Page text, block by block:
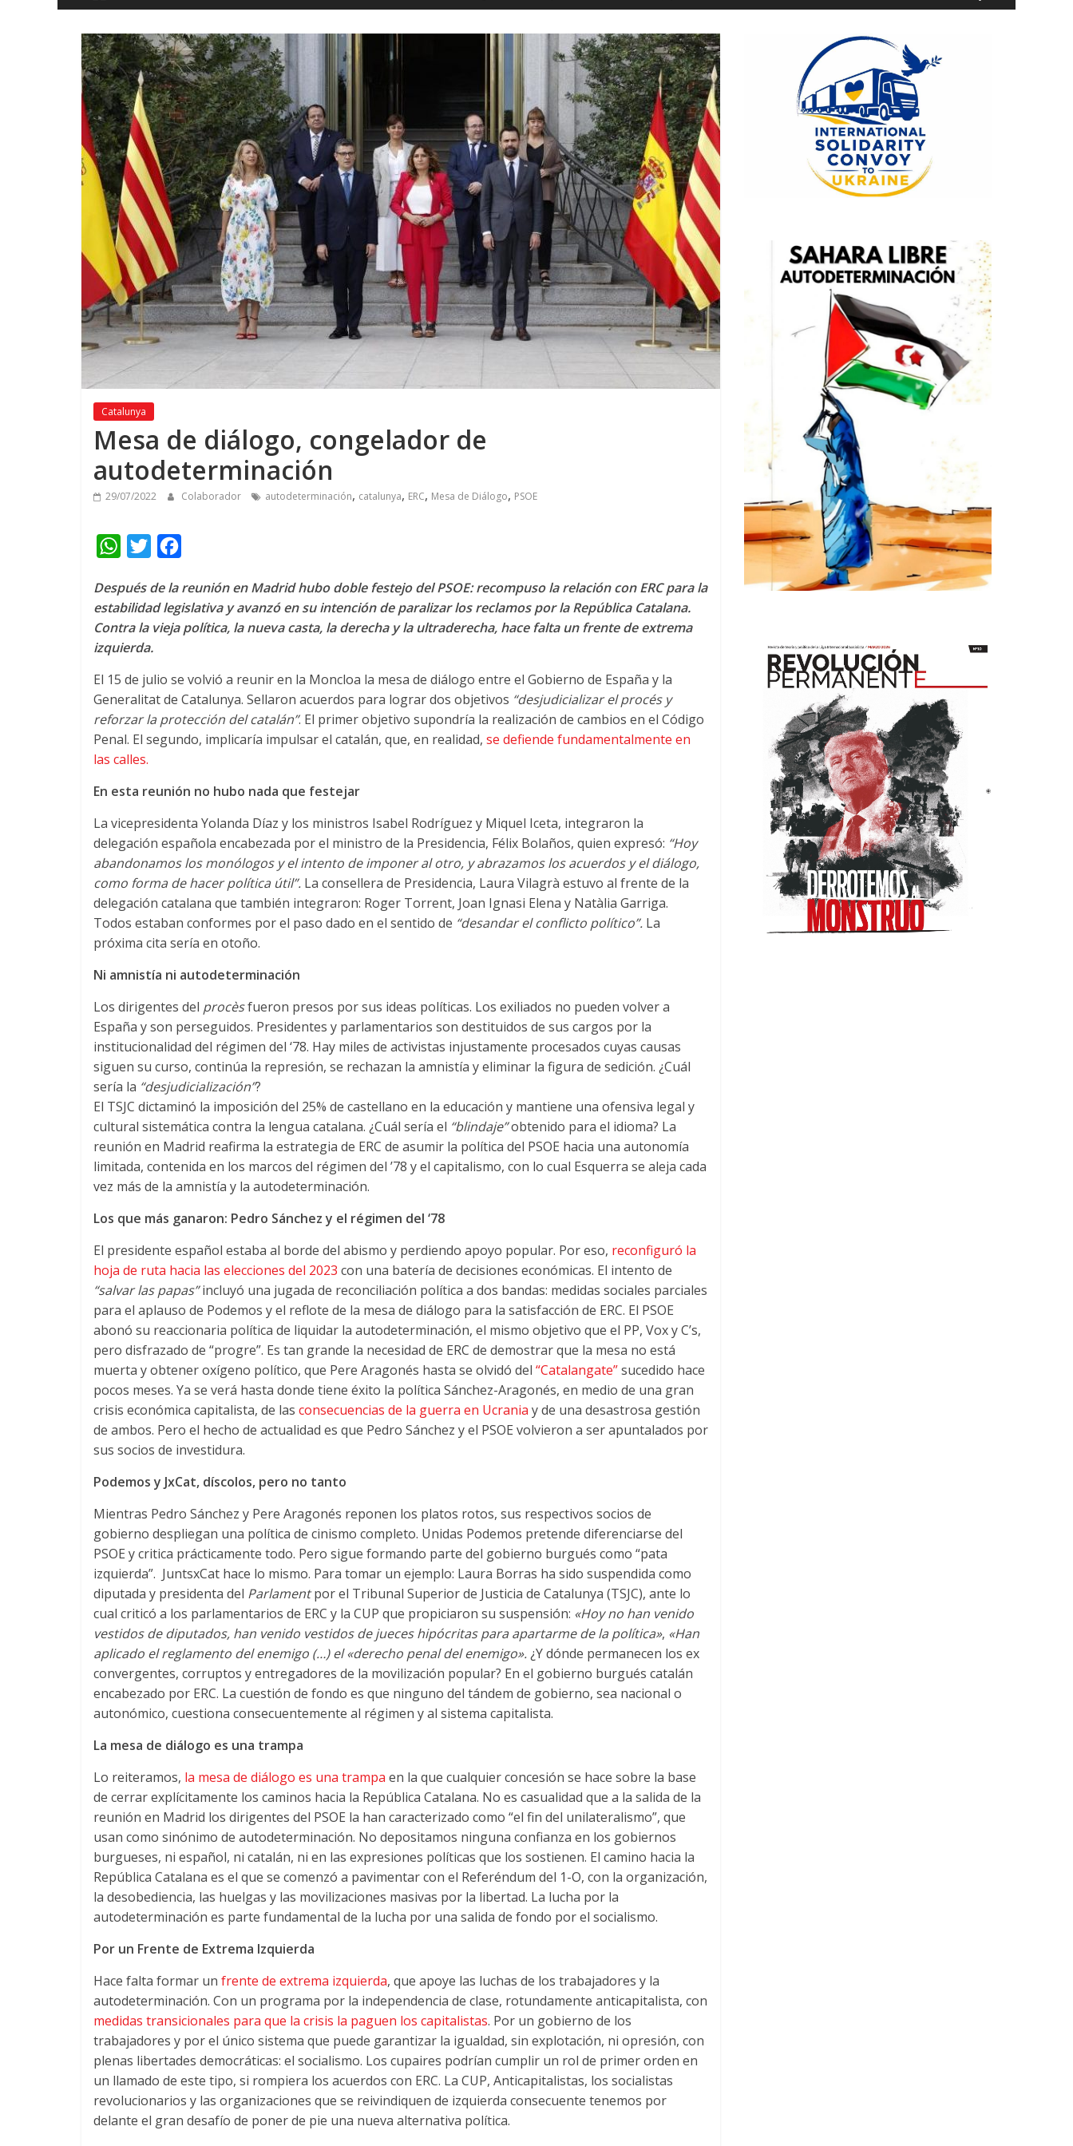
Libertad
Catalunya
Mesa de diálogo, congelador de
autodeterminación
29/07/2022 Colaborador autodeterminación, catalunya, ERC, Mesa de Diálogo, PSOE
W
a
t
s
p
p
i
t
r
c
e
b
o
k
Después de la reunión en Madrid hubo doble festejo del PSOE: recompuso la relación con ERC para la
estabilidad legislativa y avanzó en su intención de paralizar los reclamos por la República Catalana.
Contra la vieja política, la nueva casta, la derecha y la ultraderecha, hace falta un frente de extrema
izquierda.
El 15 de julio se volvió a reunir en la Moncloa la mesa de diálogo entre el Gobierno de España y la
Generalitat de Catalunya. Sellaron acuerdos para lograr dos objetivos “desjudicializar el procés y
reforzar la protección del catalán”. El primer objetivo supondría la realización de cambios en el Código
Penal. El segundo, implicaría impulsar el catalán, que, en realidad, se defiende fundamentalmente en
las calles.
En esta reunión no hubo nada que festejar
La vicepresidenta Yolanda Díaz y los ministros Isabel Rodríguez y Miquel Iceta, integraron la
delegación española encabezada por el ministro de la Presidencia, Félix Bolaños, quien expresó: “Hoy
abandonamos los monólogos y el intento de imponer al otro, y abrazamos los acuerdos y el diálogo,
como forma de hacer política útil”. La consellera de Presidencia, Laura Vilagrà estuvo al frente de la
delegación catalana que también integraron: Roger Torrent, Joan Ignasi Elena y Natàlia Garriga.
Todos estaban conformes por el paso dado en el sentido de “desandar el conflicto político”. La
próxima cita sería en otoño.
Ni amnistía ni autodeterminación
Los dirigentes del procèsfueron presos por sus ideas políticas. Los exiliados no pueden volver a
España y son perseguidos. Presidentes y parlamentarios son destituidos de sus cargos por la
institucionalidad del régimen del ‘78. Hay miles de activistas injustamente procesados cuyas causas
siguen su curso, continúa la represión, se rechazan la amnistía y eliminar la figura de sedición. ¿Cuál
sería la “desjudicialización”?
El TSJC dictaminó la imposición del 25% de castellano en la educación y mantiene una ofensiva legal y
cultural sistemática contra la lengua catalana. ¿Cuál sería el “blindaje”obtenido para el idioma? La
reunión en Madrid reafirma la estrategia de ERC de asumir la política del PSOE hacia una autonomía
limitada, contenida en los marcos del régimen del ’78 y el capitalismo, con lo cual Esquerra se aleja cada
vez más de la amnistía y la autodeterminación.
Los que más ganaron: Pedro Sánchez y el régimen del ‘78
El presidente español estaba al borde del abismo y perdiendo apoyo popular. Por eso, reconfiguró la
hoja de ruta hacia las elecciones del 2023 con una batería de decisiones económicas. El intento de
“salvar las papas”incluyó una jugada de reconciliación política a dos bandas: medidas sociales parciales
para el aplauso de Podemos y el reflote de la mesa de diálogo para la satisfacción de ERC. El PSOE
abonó su reaccionaria política de liquidar la autodeterminación, el mismo objetivo que el PP, Vox y C’s,
pero disfrazado de “progre”. Es tan grande la necesidad de ERC de demostrar que la mesa no está
muerta y obtener oxígeno político, que Pere Aragonés hasta se olvidó del “Catalangate”sucedido hace
pocos meses. Ya se verá hasta donde tiene éxito la política Sánchez-Aragonés, en medio de una gran
crisis económica capitalista, de las consecuencias de la guerra en Ucrania y de una desastrosa gestión
de ambos. Pero el hecho de actualidad es que Pedro Sánchez y el PSOE volvieron a ser apuntalados por
sus socios de investidura.
Podemos y JxCat, díscolos, pero no tanto
Mientras Pedro Sánchez y Pere Aragonés reponen los platos rotos, sus respectivos socios de
gobierno despliegan una política de cinismo completo. Unidas Podemos pretende diferenciarse del
PSOE y critica prácticamente todo. Pero sigue formando parte del gobierno burgués como “pata
izquierda”. JuntsxCat hace lo mismo. Para tomar un ejemplo: Laura Borras ha sido suspendida como
diputada y presidenta del Parlamentpor el Tribunal Superior de Justicia de Catalunya (TSJC), ante lo
cual criticó a los parlamentarios de ERC y la CUP que propiciaron su suspensión: «Hoy no han venido
vestidos de diputados, han venido vestidos de jueces hipócritas para apartarme de la política», «Han
aplicado el reglamento del enemigo (…) el «derecho penal del enemigo».¿Y dónde permanecen los ex
convergentes, corruptos y entregadores de la movilización popular? En el gobierno burgués catalán
encabezado por ERC. La cuestión de fondo es que ninguno del tándem de gobierno, sea nacional o
autonómico, cuestiona consecuentemente al régimen y al sistema capitalista.
La mesa de diálogo es una trampa
Lo reiteramos, la mesa de diálogo es una trampa en la que cualquier concesión se hace sobre la base
de cerrar explícitamente los caminos hacia la República Catalana. No es casualidad que a la salida de la
reunión en Madrid los dirigentes del PSOE la han caracterizado como “el fin del unilateralismo”, que
usan como sinónimo de autodeterminación. No depositamos ninguna confianza en los gobiernos
burgueses, ni español, ni catalán, ni en las expresiones políticas que los sostienen. El camino hacia la
República Catalana es el que se comenzó a pavimentar con el Referéndum del 1-O, con la organización,
la desobediencia, las huelgas y las movilizaciones masivas por la libertad. La lucha por la
autodeterminación es parte fundamental de la lucha por una salida de fondo por el socialismo.
Por un Frente de Extrema Izquierda
Hace falta formar un frente de extrema izquierda, que apoye las luchas de los trabajadores y la
autodeterminación. Con un programa por la independencia de clase, rotundamente anticapitalista, con
medidas transicionales para que la crisis la paguen los capitalistas. Por un gobierno de los
trabajadores y por el único sistema que puede garantizar la igualdad, sin explotación, ni opresión, con
plenas libertades democráticas: el socialismo. Los cupaires podrían cumplir un rol de primer orden en
un llamado de este tipo, si rompiera los acuerdos con ERC. La CUP, Anticapitalistas, los socialistas
revolucionarios y las organizaciones que se reivindiquen de izquierda consecuente tenemos por
delante el gran desafío de poner de pie una nueva alternativa política.